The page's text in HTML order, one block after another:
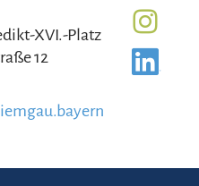
XVI.-Platz
12